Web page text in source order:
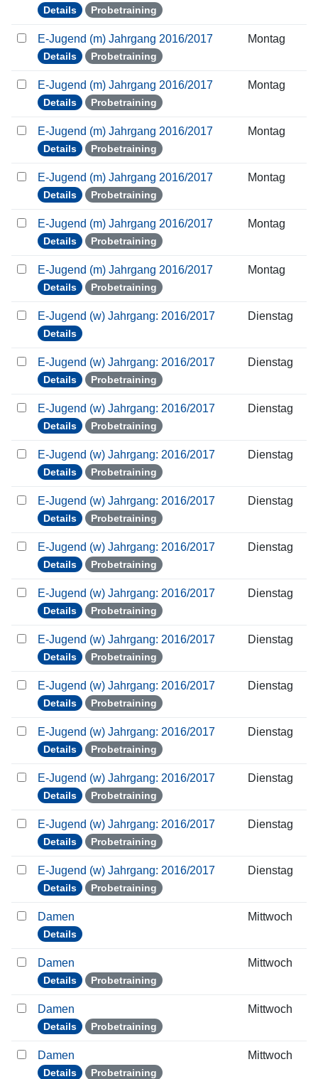
Details Probetraining
E-Jugend (m) Jahrgang 2016/2017
Details Probetraining
Montag
E-Jugend (m) Jahrgang 2016/2017
Details Probetraining
Montag
E-Jugend (m) Jahrgang 2016/2017
Details Probetraining
Montag
E-Jugend (m) Jahrgang 2016/2017
Details Probetraining
Montag
E-Jugend (m) Jahrgang 2016/2017
Details Probetraining
Montag
E-Jugend (m) Jahrgang 2016/2017
Details Probetraining
Montag
E-Jugend (w) Jahrgang: 2016/2017
Details
Dienstag
E-Jugend (w) Jahrgang: 2016/2017
Details Probetraining
Dienstag
E-Jugend (w) Jahrgang: 2016/2017
Details Probetraining
Dienstag
E-Jugend (w) Jahrgang: 2016/2017
Details Probetraining
Dienstag
E-Jugend (w) Jahrgang: 2016/2017
Details Probetraining
Dienstag
E-Jugend (w) Jahrgang: 2016/2017
Details Probetraining
Dienstag
E-Jugend (w) Jahrgang: 2016/2017
Details Probetraining
Dienstag
E-Jugend (w) Jahrgang: 2016/2017
Details Probetraining
Dienstag
E-Jugend (w) Jahrgang: 2016/2017
Details Probetraining
Dienstag
E-Jugend (w) Jahrgang: 2016/2017
Details Probetraining
Dienstag
E-Jugend (w) Jahrgang: 2016/2017
Details Probetraining
Dienstag
E-Jugend (w) Jahrgang: 2016/2017
Details Probetraining
Dienstag
E-Jugend (w) Jahrgang: 2016/2017
Details Probetraining
Dienstag
Damen
Details
Mittwoch
Damen
Details Probetraining
Mittwoch
Damen
Details Probetraining
Mittwoch
Damen
Details Probetraining
Mittwoch